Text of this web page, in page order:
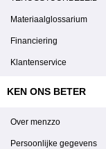
Materiaalglossarium
Financiering
Klantenservice
KEN ONS BETER
Over menzzo
Persoonlijke gegevens